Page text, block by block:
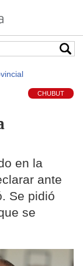
CHUBUT
en la
ante
Se pidió
se